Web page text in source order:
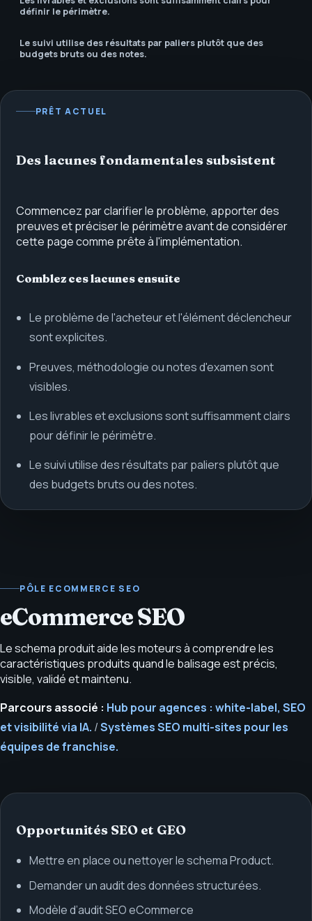
définir le périmètre.
Le suivi utilise des résultats par paliers plutôt que des
budgets bruts ou des notes.
PRÊT ACTUEL
Des lacunes fondamentales subsistent
Commencez par clarifier le problème, apporter des
preuves et préciser le périmètre avant de considérer
cette page comme prête à l'implémentation.
Comblez ces lacunes ensuite
Le problème de l'acheteur et l'élément déclencheur
sont explicites.
Preuves, méthodologie ou notes d'examen sont
visibles.
Les livrables et exclusions sont suffisamment clairs
pour définir le périmètre.
Le suivi utilise des résultats par paliers plutôt que
des budgets bruts ou des notes.
PÔLE ECOMMERCE SEO
eCommerce SEO
Le schema produit aide les moteurs à comprendre les
caractéristiques produits quand le balisage est précis,
visible, validé et maintenu.
Parcours associé : Hub pour agences : white-label, SEO
et visibilité via IA. /Systèmes SEO multi-sites pour les
équipes de franchise.
Opportunités SEO et GEO
Mettre en place ou nettoyer le schema Product.
Demander un audit des données structurées.
Modèle d’audit SEO eCommerce